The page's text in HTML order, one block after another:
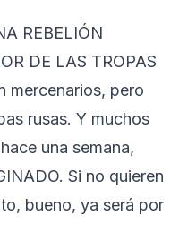
REBELIÓN
DE LAS TROPAS
mercenarios, pero
rusas. Y muchos
una semana,
Si no quieren
bueno, ya será por